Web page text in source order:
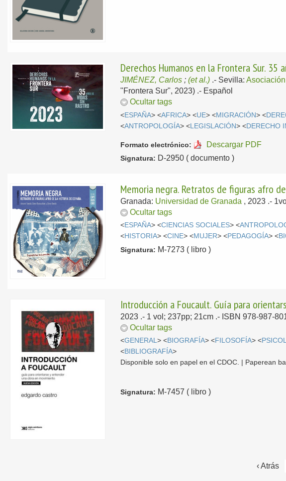
Derechos Humanos en la Frontera Sur. 35
JIMÉNEZ, Carlos ;(et al.) .- Sevilla:
"Frontera Sur", 2023) .- Español
Ocultar tags
<ESPAÑA> <AFRICA> <UE> <MIGRACIÓN> <
<ANTROPOLOGÍA> <LEGISLACIÓN> <DERECHO
Formato electrónico: Descargar PDF
Signatura: D-2950 ( documento )
Memoria negra. Retratos de figuras afro
Granada: Universidad de Granada , 2023 .-
Ocultar tags
<ESPAÑA> <CIENCIAS SOCIALES> <
<HISTORIA> <CINE> <MUJER> <PEDAGOGÍA> <
Signatura: M-7273 ( libro )
Introducción a Foucault. Guía para
2023 .- 1 vol; 237pp; 21cm .- ISBN 978-987-
Ocultar tags
<GENERAL> <BIOGRAFÍA> <FILOSOFÍA> <
<BIBLIOGRAFÍA>
Disponible solo en papel en el CDOC. | Paperean
Signatura: M-7457 ( libro )
‹ Atrás